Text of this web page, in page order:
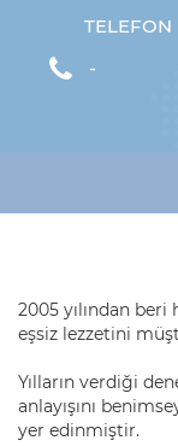
TELEFON
-
2005 yılından
eşsiz lezzetini
Yılların verdiği
anlayışını
yer edinmiştir.